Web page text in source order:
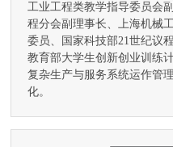
工业工程类教学指导委员会
程分会副理事长、上海机械
委员、国家科技部21世纪议
教育部大学生创新创业训练
复杂生产与服务系统运作管
化。